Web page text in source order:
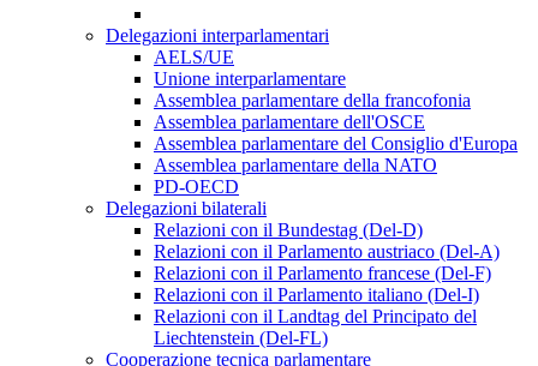
Delegazioni interparlamentari
AELS/UE
Unione interparlamentare
Assemblea parlamentare della francofonia
Assemblea parlamentare dell'OSCE
Assemblea parlamentare del Consiglio d'Europa
Assemblea parlamentare della NATO
PD-OECD
Delegazioni bilaterali
Relazioni con il Bundestag (Del-D)
Relazioni con il Parlamento austriaco (Del-A)
Relazioni con il Parlamento francese (Del-F)
Relazioni con il Parlamento italiano (Del-I)
Relazioni con il Landtag del Principato del
Liechtenstein (Del-FL)
Cooperazione tecnica parlamentare